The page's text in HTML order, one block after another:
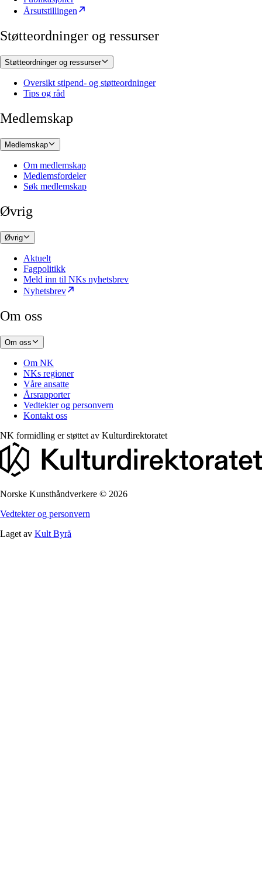
Årsutstillingen
Støtteordninger og ressurser
Støtteordninger og ressurser
Oversikt stipend- og støtteordninger
Tips og råd
Medlemskap
Medlemskap
Om medlemskap
Medlemsfordeler
Søk medlemskap
Øvrig
Øvrig
Aktuelt
Fagpolitikk
Meld inn til NKs nyhetsbrev
Nyhetsbrev
Om oss
Om oss
Om NK
NKs regioner
Våre ansatte
Årsrapporter
Vedtekter og personvern
Kontakt oss
NK formidling er støttet av Kulturdirektoratet
Norske Kunsthåndverkere © 2026
Vedtekter og personvern
Laget av Kult Byrå